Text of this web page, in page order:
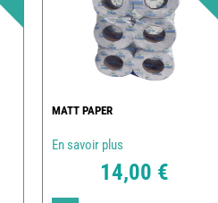
MATT PAPER
En savoir plus
14,00 €